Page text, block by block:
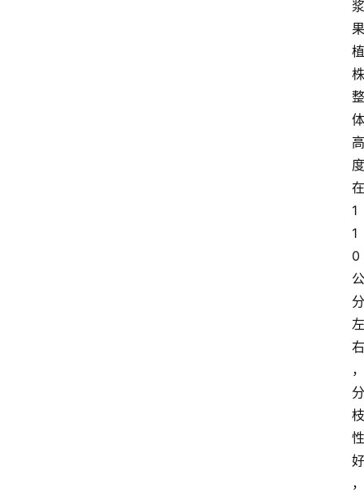
浆
果
植
株
整
体
高
度
在
1
1
0
公
分
左
右
，
分
枝
性
好
，